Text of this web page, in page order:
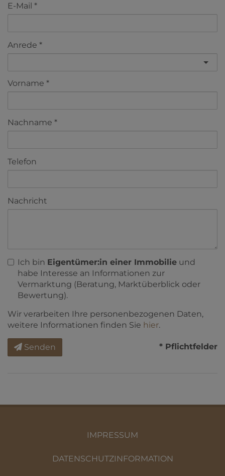
E-Mail
Anrede
Vorname
Nachname
Telefon
Nachricht
Ich bin Eigentümer:in einer Immobilie und
habe Interesse an Informationen zur
Vermarktung (Beratung, Marktüberblick oder
Bewertung).
Wir verarbeiten Ihre personenbezogenen Daten,
weitere Informationen finden Sie hier.
Senden * Pflichtfelder
IMPRESSUM
DATENSCHUTZINFORMATION